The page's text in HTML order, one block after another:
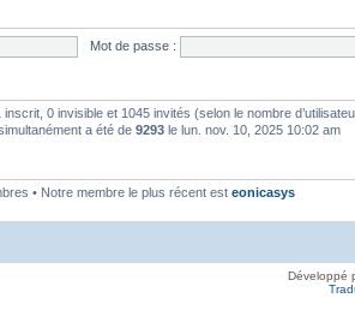
Mot de passe :
inscrit, 0 invisible et 1045 invités (selon le nombre
a été de 9293 le lun. nov. 10, 2025 10:02 am
• Notre membre le plus récent est eonicasys
Développé